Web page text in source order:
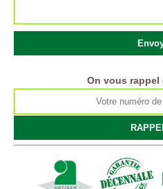
On vous rappel